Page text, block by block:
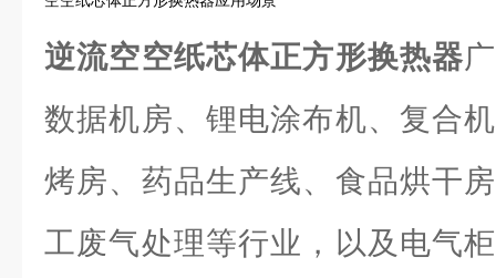
逆流空空纸芯体正方形换热器
数据机房、锂电涂布机、复合
烤房、药品生产线、食品烘干
工废气处理等行业，以及电气